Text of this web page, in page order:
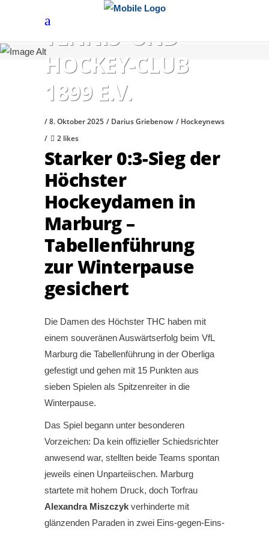
HÖCHSTER
TENNIS- UND
HOCKEY-CLUB
1899 E.V.
8. Oktober 2025 Darius Griebenow
Hockeynews
2 likes
Starker 0:3-Sieg der
Höchster
Hockeydamen in
Marburg –
Tabellenführung
zur Winterpause
gesichert
Die Damen des Höchster THC haben mit
einem souveränen Auswärtserfolg beim VfL
Marburg die Tabellenführung in der Oberliga
gefestigt und gehen mit 15 Punkten aus
sieben Spielen als Spitzenreiter in die
Winterpause.
Das Spiel begann unter besonderen
Vorzeichen: Da kein offizieller Schiedsrichter
anwesend war, stellten beide Teams spontan
jeweils einen Unparteiischen. Marburg
startete mit hohem Druck, doch Torfrau
Alexandra Miszczyk verhinderte mit
glänzenden Paraden in zwei Eins-gegen-Eins-